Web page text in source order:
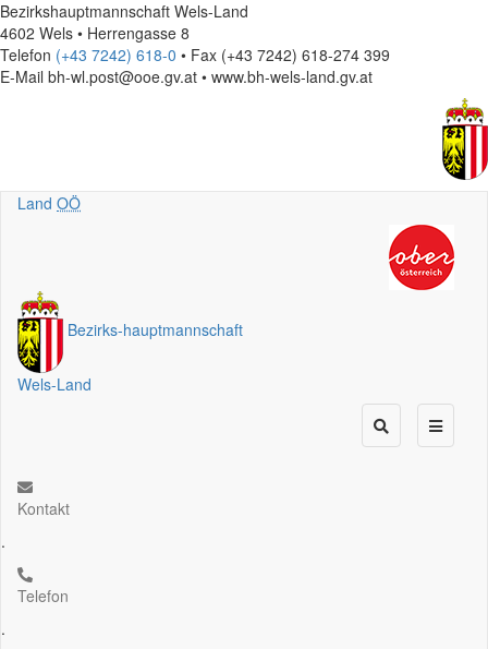
Bezirkshauptmannschaft Wels-Land
4602 Wels • Herrengasse 8
Telefon (+43 7242) 618-0 • Fax (+43 7242) 618-274 399
E-Mail bh-wl.post@ooe.gv.at • www.bh-wels-land.gv.at
Land OÖ
Bezirks-hauptmannschaft
Wels-Land
Kontakt
.
Telefon
.